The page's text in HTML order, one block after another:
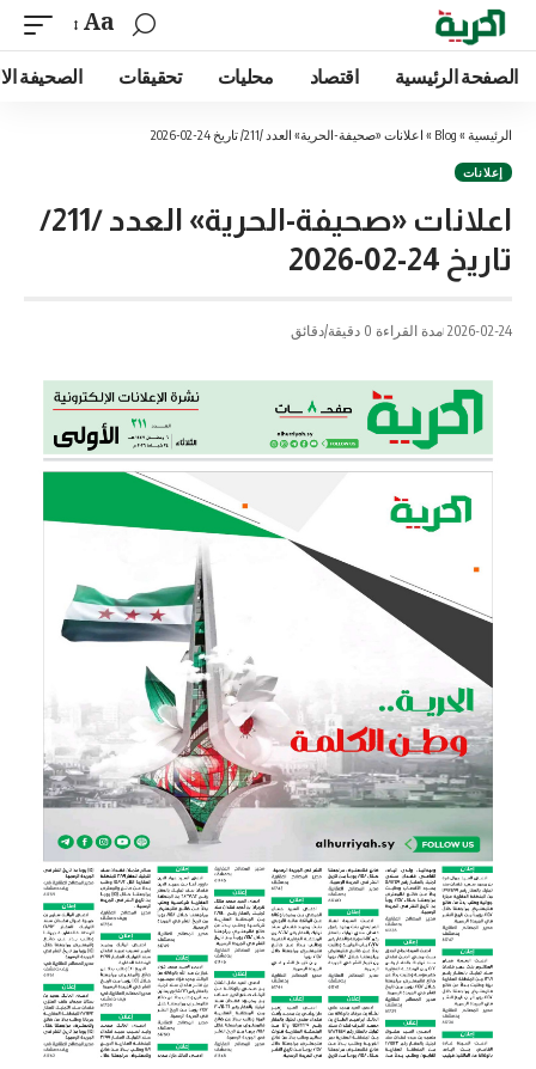
Aa
الصفحة الرئيسية اقتصاد محليات تحقيقات الصحيفة
الرئيسية »
Blog
» اعلانات «صحيفة-الحرية» العدد /211/ تاريخ 24-02-2026
إعلانات
اعلانات «صحيفة-الحرية» العدد /211/
تاريخ 24-02-2026
2026-02-24 مدة القراءة 0 دقيقة/دقائق